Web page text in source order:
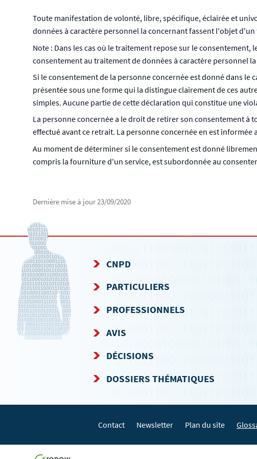
Toute manifestation de volonté, libre, spécifique, éclairée et
données à caractère personnel la concernant fassent l'objet
Note : Dans les cas où le traitement repose sur le
consentement au traitement de données à caractère personnel
Si le consentement de la personne concernée est donné dans
présentée sous une forme qui la distingue clairement de ces
simples. Aucune partie de cette déclaration qui constitue une
La personne concernée a le droit de retirer son consentement
effectué avant ce retrait. La personne concernée en est
Au moment de déterminer si le consentement est donné
compris la fourniture d'un service, est subordonnée au
Dernière mise à jour23/09/2020
MENU
DE
NAVIGATION
CNPD
PARTICULIERS
PROFESSIONNELS
AVIS
DÉCISIONS
DOSSIERS THÉMATIQUES
Contact Newsletter Plan du site